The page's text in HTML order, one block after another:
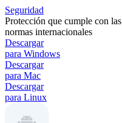
Seguridad
Protección que cumple con las
normas internacionales
Descargar
para Windows
Descargar
para Mac
Descargar
para Linux